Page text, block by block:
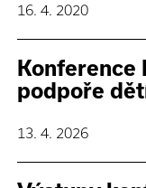
16. 4. 2020
Konference
podpoře
13. 4. 2026